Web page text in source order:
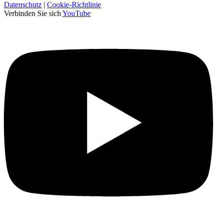
Datenschutz | Cookie-Richtlinie
Verbinden Sie sich YouTube